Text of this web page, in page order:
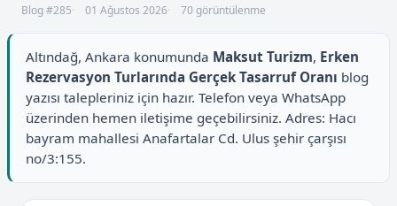
Blog #285 01 Ağustos 2026 70 görüntülenme
Altındağ, Ankara konumunda Maksut Turizm, Erken
Rezervasyon Turlarında Gerçek Tasarruf Oranı blog
yazısı talepleriniz için hazır. Telefon veya WhatsApp
üzerinden hemen iletişime geçebilirsiniz. Adres: Hacı
bayram mahallesi Anafartalar Cd. Ulus şehir çarşısı
no/3:155.